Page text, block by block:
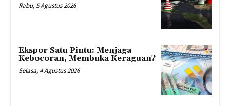
Rabu, 5 Agustus 2026
Ekspor Satu Pintu: Menjaga
Kebocoran, Membuka Keraguan?
Selasa, 4 Agustus 2026